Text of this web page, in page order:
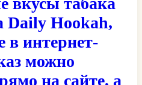
Daily Hookah,
в интернет-
можно
на сайте, а